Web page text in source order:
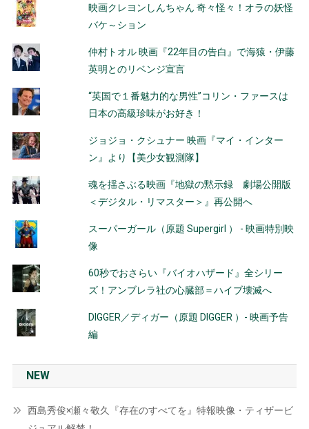
映画クレヨンしんちゃん 奇々怪々！オラの妖怪
バケ～ション
仲村トオル 映画『22年目の告白』で海猿・伊藤
英明とのリベンジ宣言
“英国で１番魅力的な男性”コリン・ファースは
日本の高級珍味がお好き！
ジョジョ・クシュナー 映画『マイ・インター
ン』より【美少女観測隊】
魂を揺さぶる映画『地獄の黙示録 劇場公開版
＜デジタル・リマスター＞』再公開へ
スーパーガール（原題 Supergirl ） - 映画特別映
像
60秒でおさらい『バイオハザード』全シリー
ズ！アンブレラ社の心臓部＝ハイブ壊滅へ
DIGGER／ディガー（原題 DIGGER ）- 映画予告
編
NEW
西島秀俊×瀬々敬久『存在のすべてを』特報映像・ティザービ